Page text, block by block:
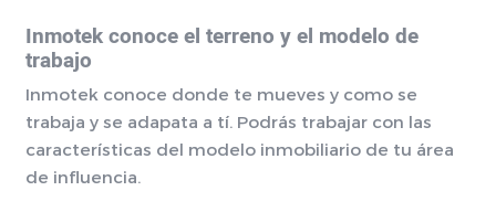
Inmotek conoce el terreno y el modelo de
trabajo
Inmotek conoce donde te mueves y como se
trabaja y se adapata a tí. Podrás trabajar con las
características del modelo inmobiliario de tu área
de influencia.